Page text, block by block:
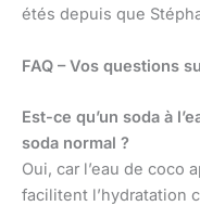
étés depuis que
FAQ – Vos questions
Est-ce qu’un soda à
soda normal ?
Oui, car l’eau de coco
facilitent l’hydratation